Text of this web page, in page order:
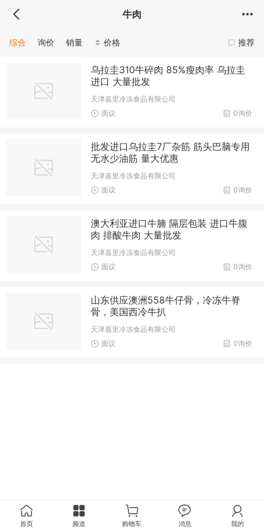
牛肉
推荐
综合 询价 销量 价格
乌拉圭310牛碎肉 85%瘦肉率 乌拉圭
进口 大量批发
天津嘉里冷冻食品有限公司
0询价
面议
批发进口乌拉圭7厂杂筋 筋头巴脑专用
无水少油筋 量大优惠
天津嘉里冷冻食品有限公司
0询价
面议
澳大利亚进口牛腩 隔层包装 进口牛腹
肉 排酸牛肉 大量批发
天津嘉里冷冻食品有限公司
0询价
面议
山东供应澳洲558牛仔骨，冷冻牛脊
骨，美国西冷牛扒
天津嘉里冷冻食品有限公司
0询价
面议
首页 频道 购物车 消息 我的